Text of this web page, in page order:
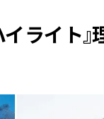
ライト